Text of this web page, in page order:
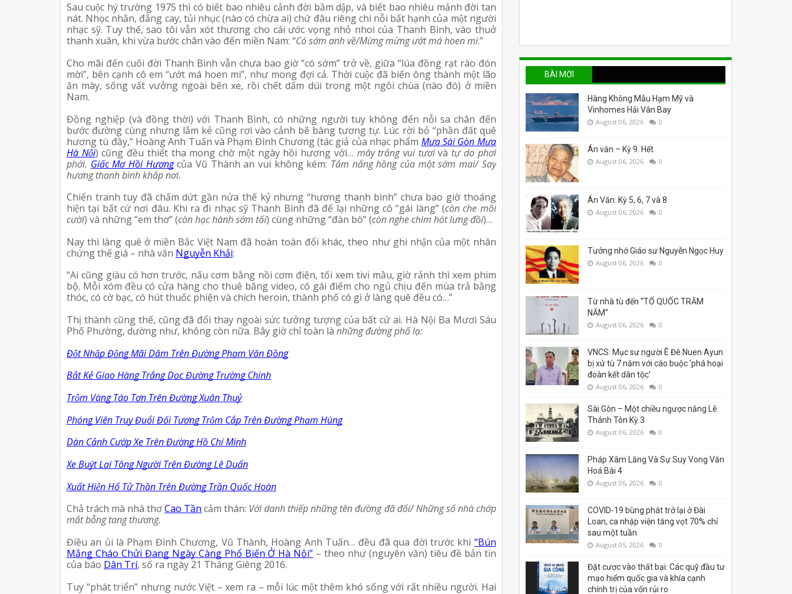
Sau cuộc hý trường 1975 thì có biết bao nhiêu cảnh đời bầm dập, và biết bao nhiêu mảnh đời tan
nát. Nhọc nhằn, đắng cay, tủi nhục (nào có chừa ai) chứ đâu riêng chi nỗi bất hạnh của một người
nhạc sỹ. Tuy thế, sao tôi vẫn xót thương cho cái ước vọng nhỏ nhoi của Thanh Bình, vào thuở
thanh xuân, khi vừa bước chân vào đến miền Nam: “Có sớm anh về/Mừng mừng ướt má hoen mi.”
Cho mãi đến cuối đời Thanh Bình vẫn chưa bao giờ “có sớm” trở về, giữa “lúa đồng rạt rào đón
mời”, bên cạnh cô em “ướt má hoen mi”, như mong đợi cả. Thời cuộc đã biến ông thành một lão
ăn mày, sống vất vưởng ngoài bến xe, rồi chết dấm dúi trong một ngôi chùa (nào đó) ở miền
Nam.
Đồng nghiệp (và đồng thời) với Thanh Bình, có những người tuy không đến nỗi sa chân đến
bước đường cùng nhưng lắm kẻ cũng rơi vào cảnh bẽ bàng tương tự. Lúc rời bỏ “phần đất quê
hương tù đầy,” Hoàng Anh Tuấn và Phạm Đình Chương (tác giả của nhạc phẩm Mưa Sài Gòn Mưa
Hà Nội) cũng đều thiết tha mong chờ một ngày hồi hương với… mây trắng vui tươi và tự do phơi
phới. Giấc Mơ Hồi Hương của Vũ Thành an vui không kém: Tắm nắng hồng của một sớm mai/ Say
hương thanh bình khắp nơi.
Chiến tranh tuy đã chấm dứt gần nửa thế kỷ nhưng “hương thanh bình” chưa bao giờ thoáng
hiện tại bất cứ nơi đâu. Khi ra đi nhạc sỹ Thanh Bình đã để lại những cô “gái làng” (còn che môi
cười) và những “em thơ” (còn học hành sớm tối) cùng những “đàn bò” (còn nghe chim hót lưng đồi)…
Nay thì làng quê ở miền Bắc Việt Nam đã hoàn toàn đổi khác, theo như ghi nhận của một nhân
chứng thế giá – nhà văn Nguyễn Khải:
“Ai cũng giàu có hơn trước, nấu cơm bằng nồi cơm điện, tối xem tivi mầu, giờ rảnh thì xem phim
bộ. Mỗi xóm đều có cửa hàng cho thuê băng video, có gái điếm cho ngủ chịu đến mùa trả bằng
thóc, có cờ bạc, có hút thuốc phiện và chích heroin, thành phố có gì ở làng quê đều có…”
Thị thành cũng thế, cũng đã đổi thay ngoài sức tưởng tượng của bất cứ ai. Hà Nội Ba Mươi Sáu
Phố Phường, dường như, không còn nữa. Bây giờ chỉ toàn là những đường phố lạ:
Đột Nhập Động Mãi Dâm Trên Đường Phạm Văn Đồng
Bắt Kẻ Giao Hàng Trắng Dọc Đường Trường Chinh
Trộm Vàng Táo Tợn Trên Đường Xuân Thuỷ
Phóng Viên Truy Đuổi Đối Tượng Trộm Cắp Trên Đường Phạm Hùng
Dàn Cảnh Cướp Xe Trên Đường Hồ Chí Minh
Xe Buýt Lại Tông Người Trên Đường Lê Duẩn
Xuất Hiện Hố Tử Thần Trên Đường Trần Quốc Hoàn
Chả trách mà nhà thơ Cao Tần cảm thán: Với danh thiếp những tên đường đã đổi/ Những số nhà chớp
mắt bỗng tang thương.
Điều an ủi là Phạm Đình Chương, Vũ Thành, Hoàng Anh Tuấn… đều đã qua đời trước khi “Bún
Mắng Cháo Chửi Đang Ngày Càng Phổ Biến Ở Hà Nội” – theo như (nguyên văn) tiêu đề bản tin
của báo Dân Trí, số ra ngày 21 Tháng Giêng 2016.
Tuy “phát triển” nhưng nước Việt – xem ra – mỗi lúc một thêm khó sống với rất nhiều người. Hai
BÀI MỚI
Hàng Không Mẫu Hạm Mỹ và
Vinhomes Hải Vân Bay
August 06, 2026 0
Án văn – Kỳ 9. Hết
August 06, 2026 0
Án Văn: Kỳ 5, 6, 7 và 8
August 06, 2026 0
Tưởng nhớ Giáo sư Nguyễn Ngọc Huy
August 06, 2026 0
Từ nhà tù đến “TỔ QUỐC TRĂM
NĂM”
August 06, 2026 0
VNCS: Mục sư người Ê Đê Nuen Ayun
bị xử tù 7 năm với cáo buộc 'phá hoại
đoàn kết dân tộc'
August 06, 2026 0
Sài Gòn – Một chiều ngược nắng Lê
Thánh Tôn Kỳ 3
August 06, 2026 0
Pháp Xâm Lăng Và Sự Suy Vong Văn
Hoá Bài 4
August 06, 2026 0
COVID-19 bùng phát trở lại ở Đài
Loan, ca nhập viện tăng vọt 70% chỉ
sau một tuần
August 05, 2026 0
Đặt cược vào thất bại: Các quỹ đầu tư
mạo hiểm quốc gia và khía cạnh
chính trị của vốn rủi ro